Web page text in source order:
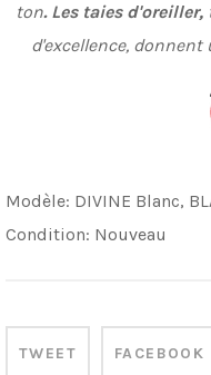
ton. Les taies d'oreiller,
d'excellence,
Modèle: DIVINE Blanc,
Condition: Nouveau
TWEET FACEBOOK